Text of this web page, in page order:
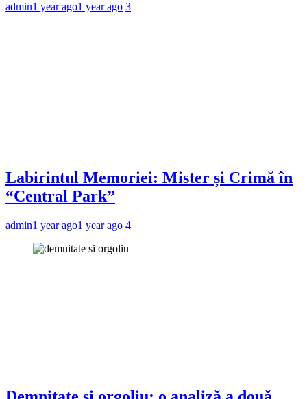
admin1 year ago1 year ago 3
Labirintul Memoriei: Mister și Crimă în
“Central Park”
admin1 year ago1 year ago 4